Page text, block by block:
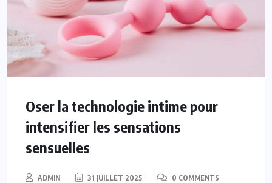
Oser la technologie intime pour
intensifier les sensations
sensuelles
ADMIN 31 JUILLET 2025 0 COMMENTS